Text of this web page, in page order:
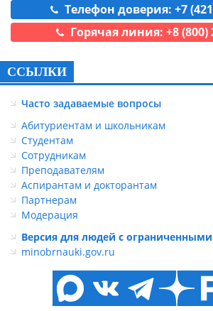
Телефон доверия: +7
Горячая линия: +8 (800)
ССЫЛКИ
Часто задаваемые вопросы
Абитуриентам и школьникам
Студентам
Сотрудникам
Преподавателям
Аспирантам и докторантам
Партнерам
Модерация
Версия для людей с
minobrnauki.gov.ru